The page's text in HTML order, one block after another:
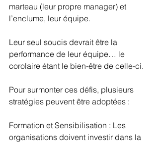
marteau (leur propre manager) et
l’enclume, leur équipe.
Leur seul soucis devrait être la
performance de leur équipe… le
corolaire étant le bien-être de celle-ci.
Pour surmonter ces défis, plusieurs
stratégies peuvent être adoptées :
Formation et Sensibilisation : Les
organisations doivent investir dans la